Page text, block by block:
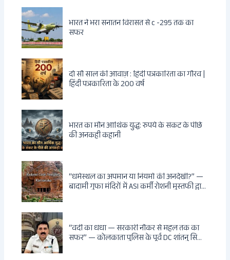
भारत ने भरा सनातन विरासत से c -295 तक का
सफर
दो सौ साल की आवाज़ : हिंदी पत्रकारिता का गौरव |
हिंदी पत्रकारिता के 200 वर्ष
भारत का मौन आर्थिक युद्ध: रुपये के संकट के पीछे
की अनकही कहानी
“धर्मस्थल का अपमान या नियमों की अनदेखी?” —
बादामी गुफा मंदिरों में ASI कर्मी रोशनी मुस्तफी द्वारा
“वर्दी का धंधा — सरकारी नौकर से महल तक का
सफर” — कोलकाता पुलिस के पूर्व DC शांतनु सिन्हा